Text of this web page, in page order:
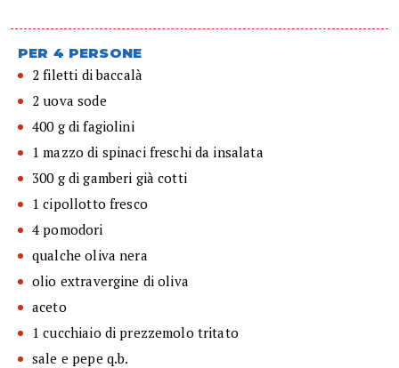
PER 4 PERSONE
2 filetti di baccalà
2 uova sode
400 g di fagiolini
1 mazzo di spinaci freschi da insalata
300 g di gamberi già cotti
1 cipollotto fresco
4 pomodori
qualche oliva nera
olio extravergine di oliva
aceto
1 cucchiaio di prezzemolo tritato
sale e pepe q.b.